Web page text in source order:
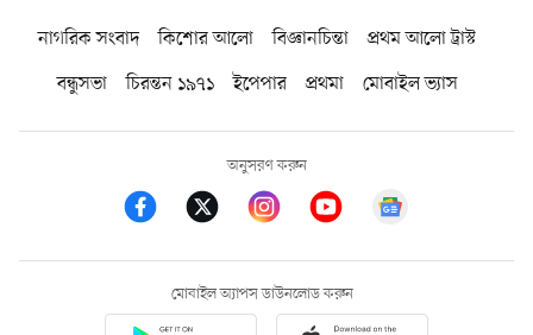
নাগরিক সংবাদ কিশোর আলো বিজ্ঞানচিন্তা
প্রথম আলো ট্রাস্ট
বন্ধুসভা
চিরন্তন ১৯৭১ ইপেপার প্রথমা মোবাইল ভ্যাস
অনুসরণ করুন
মোবাইল অ্যাপস ডাউনলোড করুন